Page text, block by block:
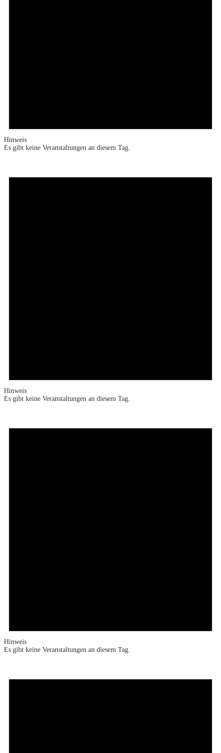
Hinweis
Es gibt keine Veranstaltungen an diesem Tag.
Hinweis
Es gibt keine Veranstaltungen an diesem Tag.
Hinweis
Es gibt keine Veranstaltungen an diesem Tag.